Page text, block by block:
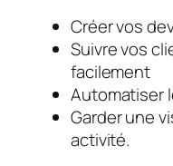
Créer vos
Suivre vos
facilement
Automatiser
Garder une
activité.